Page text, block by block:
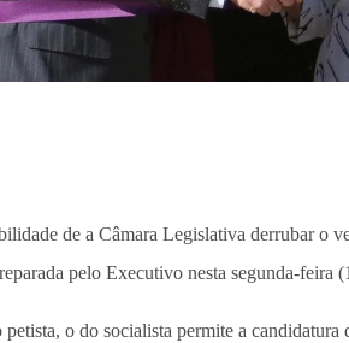
de a Câmara Legislativa derrubar o
pelo Executivo nesta segunda-feira
o do socialista permite a